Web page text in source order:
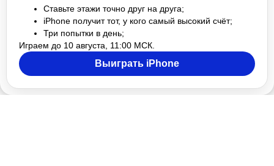
на использование cookies и обработку персональных
данных, в соответствии сПолитикой обработки
персональных данных.
ПРИНИМАЮ
Ставьте этажи точно друг на друга;
iPhone получит тот, у кого самый высокий счёт;
Три попытки в день;
Играем до 10 августа, 11:00 МСК.
Выиграть iPhone